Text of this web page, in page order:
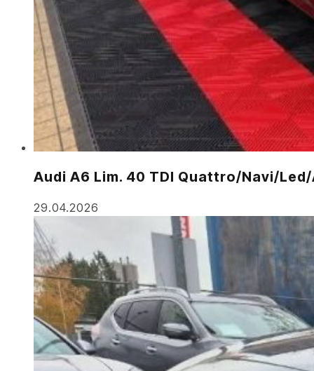
Audi A6 Lim. 40 TDI Quattro/Navi/Led/
29.04.2026